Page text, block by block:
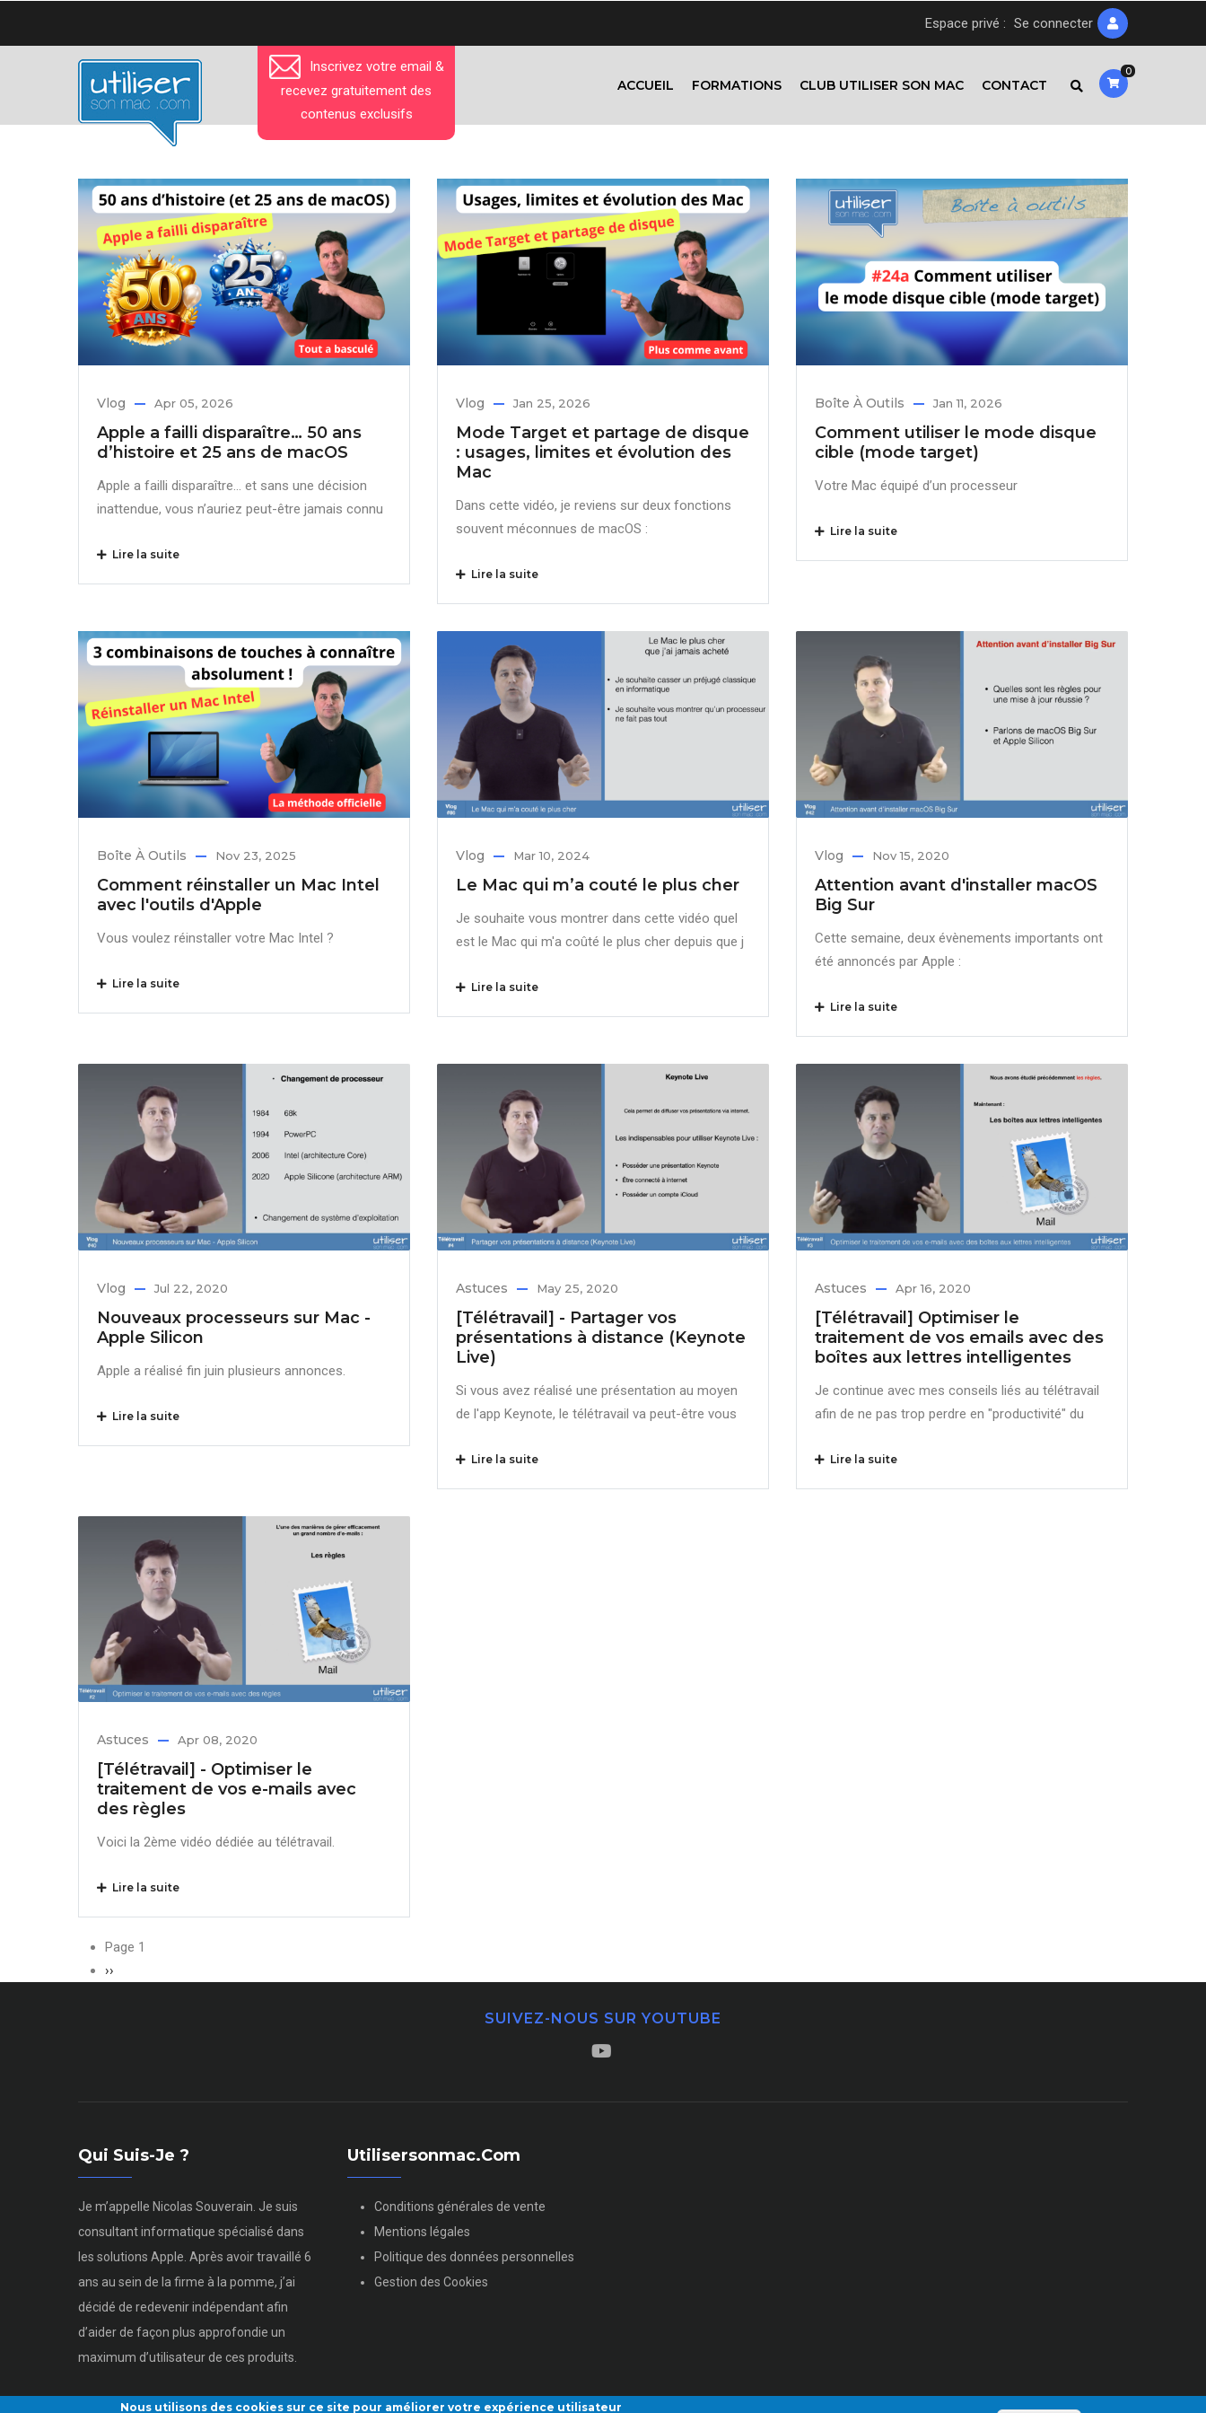
Espace privé : Se connecter
ACCUEIL FORMATIONS CLUB UTILISER SON MAC CONTACT
Inscrivez votre email &
recevez gratuitement des
contenus exclusifs
0
Vlog Apr 05, 2026
Apple a failli disparaître… 50 ans
d’histoire et 25 ans de macOS
Apple a failli disparaître… et sans une décision
inattendue, vous n’auriez peut-être jamais connu
Lire la suite
Vlog Jan 25, 2026
Mode Target et partage de disque
: usages, limites et évolution des
Mac
Dans cette vidéo, je reviens sur deux fonctions
souvent méconnues de macOS :
Lire la suite
Boîte À Outils Jan 11, 2026
Comment utiliser le mode disque
cible (mode target)
Votre Mac équipé d’un processeur
Lire la suite
Boîte À Outils Nov 23, 2025
Comment réinstaller un Mac Intel
avec l'outils d'Apple
Vous voulez réinstaller votre Mac Intel ?
Lire la suite
Vlog Mar 10, 2024
Le Mac qui m’a couté le plus cher
Je souhaite vous montrer dans cette vidéo quel
est le Mac qui m'a coûté le plus cher depuis que j
Lire la suite
Vlog Nov 15, 2020
Attention avant d'installer macOS
Big Sur
Cette semaine, deux évènements importants ont
été annoncés par Apple :
Lire la suite
Vlog Jul 22, 2020
Nouveaux processeurs sur Mac -
Apple Silicon
Apple a réalisé fin juin plusieurs annonces.
Lire la suite
Astuces May 25, 2020
[Télétravail] - Partager vos
présentations à distance (Keynote
Live)
Si vous avez réalisé une présentation au moyen
de l'app Keynote, le télétravail va peut-être vous
Lire la suite
Astuces Apr 16, 2020
[Télétravail] Optimiser le
traitement de vos emails avec des
boîtes aux lettres intelligentes
Je continue avec mes conseils liés au télétravail
afin de ne pas trop perdre en "productivité" du
Lire la suite
Astuces Apr 08, 2020
[Télétravail] - Optimiser le
traitement de vos e-mails avec
des règles
Voici la 2ème vidéo dédiée au télétravail.
Lire la suite
Pagination
Page 1
Page
››
SUIVEZ-NOUS SUR YOUTUBE
Qui Suis-Je ?
Je m’appelle Nicolas Souverain. Je suis
consultant informatique spécialisé dans
les solutions Apple. Après avoir travaillé 6
ans au sein de la firme à la pomme, j’ai
décidé de redevenir indépendant afin
d’aider de façon plus approfondie un
maximum d’utilisateur de ces produits.
Utilisersonmac.com
Conditions générales de vente
Mentions légales
Politique des données personnelles
Gestion des Cookies
Nous utilisons des cookies sur ce site pour améliorer votre expérience utilisateur